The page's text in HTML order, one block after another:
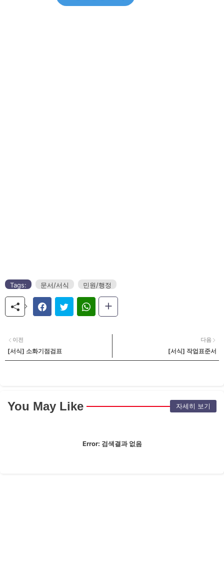
Tags: 문서/서식 민원/행정
다음
[서식] 작업표준서
이전
[서식] 소화기점검표
You May Like 자세히 보기
Error: 검색결과 없음